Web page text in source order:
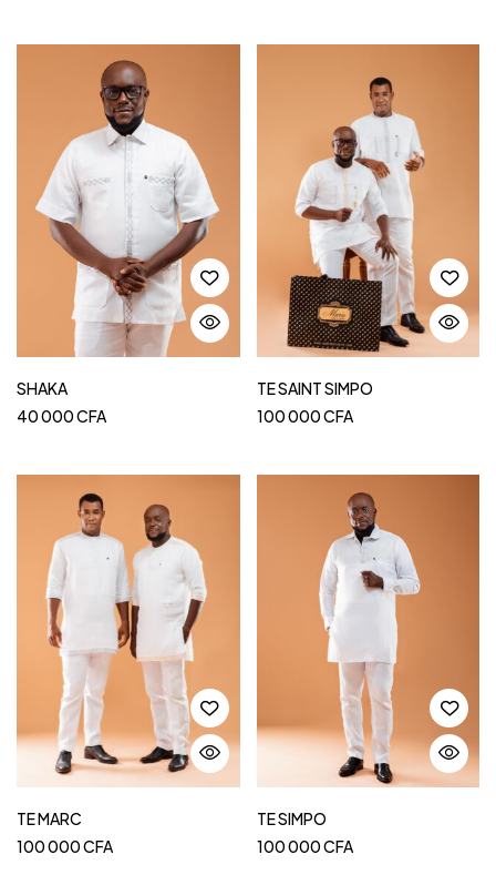
SHAKA
40 000CFA
TE SAINT SIMPO
100 000CFA
TE MARC
100 000CFA
TE SIMPO
100 000CFA